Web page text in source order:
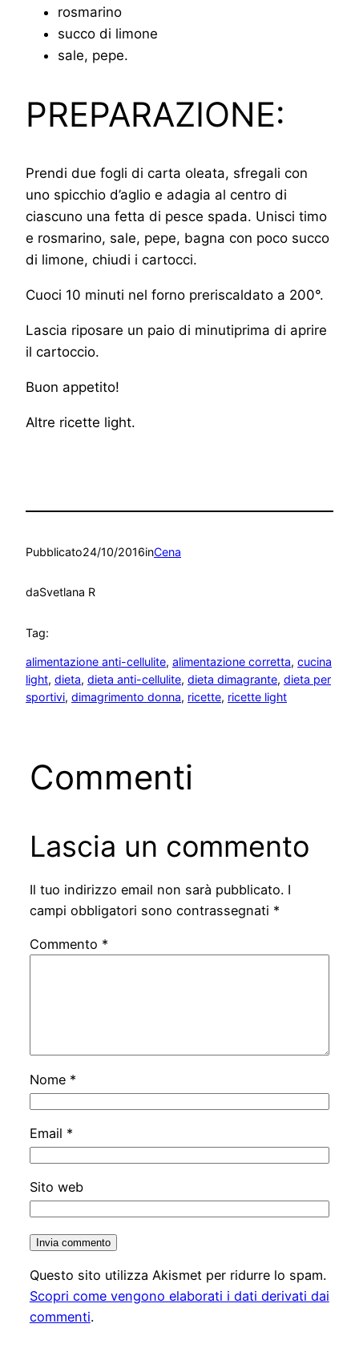
rosmarino
succo di limone
sale, pepe.
PREPARAZIONE:
Prendi due fogli di carta oleata, sfregali con
uno spicchio d’aglio e adagia al centro di
ciascuno una fetta di pesce spada. Unisci timo
e rosmarino, sale, pepe, bagna con poco succo
di limone, chiudi i cartocci.
Cuoci 10 minuti nel forno preriscaldato a 200°.
Lascia riposare un paio di minutiprima di aprire
il cartoccio.
Buon appetito!
Altre ricette light.
Pubblicato24/10/2016inCena
daSvetlana R
Tag:
alimentazione anti-cellulite, alimentazione corretta, cucina
light, dieta, dieta anti-cellulite, dieta dimagrante, dieta per
sportivi, dimagrimento donna, ricette, ricette light
Commenti
Lascia un commento
Il tuo indirizzo email non sarà pubblicato. I
campi obbligatori sono contrassegnati *
Commento *
Nome *
Email *
Sito web
Questo sito utilizza Akismet per ridurre lo spam.
Scopri come vengono elaborati i dati derivati dai
commenti.